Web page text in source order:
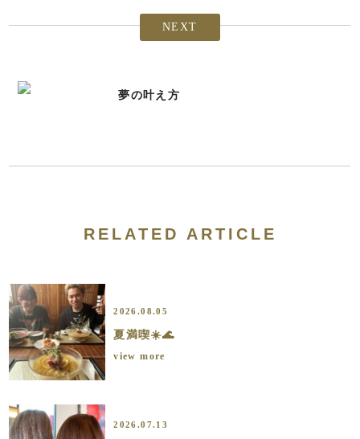
NEXT
夢の叶え方
RELATED ARTICLE
2026.08.05
夏満喫☀️🌊
view more
2026.07.13